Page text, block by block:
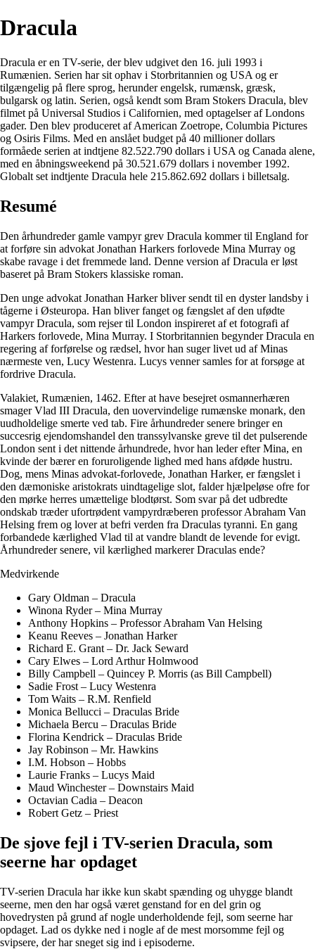
Dracula
Dracula er en TV-serie, der blev udgivet den 16. juli 1993 i
Rumænien. Serien har sit ophav i Storbritannien og USA og er
tilgængelig på flere sprog, herunder engelsk, rumænsk, græsk,
bulgarsk og latin. Serien, også kendt som Bram Stokers Dracula, blev
filmet på Universal Studios i Californien, med optagelser af Londons
gader. Den blev produceret af American Zoetrope, Columbia Pictures
og Osiris Films. Med en anslået budget på 40 millioner dollars
formåede serien at indtjene 82.522.790 dollars i USA og Canada alene,
med en åbningsweekend på 30.521.679 dollars i november 1992.
Globalt set indtjente Dracula hele 215.862.692 dollars i billetsalg.
Resumé
Den århundreder gamle vampyr grev Dracula kommer til England for
at forføre sin advokat Jonathan Harkers forlovede Mina Murray og
skabe ravage i det fremmede land. Denne version af Dracula er løst
baseret på Bram Stokers klassiske roman.
Den unge advokat Jonathan Harker bliver sendt til en dyster landsby i
tågerne i Østeuropa. Han bliver fanget og fængslet af den ufødte
vampyr Dracula, som rejser til London inspireret af et fotografi af
Harkers forlovede, Mina Murray. I Storbritannien begynder Dracula en
regering af forførelse og rædsel, hvor han suger livet ud af Minas
nærmeste ven, Lucy Westenra. Lucys venner samles for at forsøge at
fordrive Dracula.
Valakiet, Rumænien, 1462. Efter at have besejret osmannerhæren
smager Vlad III Dracula, den uovervindelige rumænske monark, den
uudholdelige smerte ved tab. Fire århundreder senere bringer en
succesrig ejendomshandel den transsylvanske greve til det pulserende
London sent i det nittende århundrede, hvor han leder efter Mina, en
kvinde der bærer en foruroligende lighed med hans afdøde hustru.
Dog, mens Minas advokat-forlovede, Jonathan Harker, er fængslet i
den dæmoniske aristokrats uindtagelige slot, falder hjælpeløse ofre for
den mørke herres umættelige blodtørst. Som svar på det udbredte
ondskab træder ufortrødent vampyrdræberen professor Abraham Van
Helsing frem og lover at befri verden fra Draculas tyranni. En gang
forbandede kærlighed Vlad til at vandre blandt de levende for evigt.
Århundreder senere, vil kærlighed markerer Draculas ende?
Medvirkende
Gary Oldman – Dracula
Winona Ryder – Mina Murray
Anthony Hopkins – Professor Abraham Van Helsing
Keanu Reeves – Jonathan Harker
Richard E. Grant – Dr. Jack Seward
Cary Elwes – Lord Arthur Holmwood
Billy Campbell – Quincey P. Morris (as Bill Campbell)
Sadie Frost – Lucy Westenra
Tom Waits – R.M. Renfield
Monica Bellucci – Draculas Bride
Michaela Bercu – Draculas Bride
Florina Kendrick – Draculas Bride
Jay Robinson – Mr. Hawkins
I.M. Hobson – Hobbs
Laurie Franks – Lucys Maid
Maud Winchester – Downstairs Maid
Octavian Cadia – Deacon
Robert Getz – Priest
De sjove fejl i TV-serien Dracula, som
seerne har opdaget
TV-serien Dracula har ikke kun skabt spænding og uhygge blandt
seerne, men den har også været genstand for en del grin og
hovedrysten på grund af nogle underholdende fejl, som seerne har
opdaget. Lad os dykke ned i nogle af de mest morsomme fejl og
svipsere, der har sneget sig ind i episoderne.